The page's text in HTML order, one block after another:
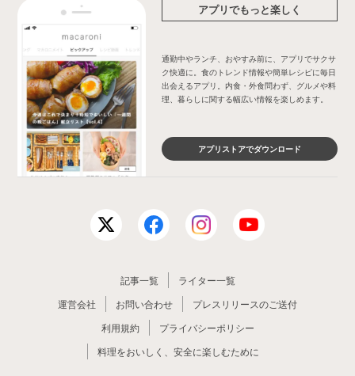
アプリでもっと楽しく
通勤中やランチ、おやすみ前に、アプリでサクサ
ク快適に。食のトレンド情報や簡単レシピに毎日
出会えるアプリ。内食・外食問わず、グルメや料
理、暮らしに関する幅広い情報を楽しめます。
アプリストアでダウンロード
記事一覧
ライター一覧
運営会社
お問い合わせ
プレスリリースのご送付
利用規約
プライバシーポリシー
料理をおいしく、安全に楽しむために